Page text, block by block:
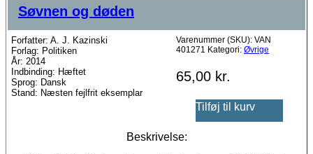
Søvnen og døden
Forfatter: A. J. Kazinski
Forlag: Politiken
År: 2014
Indbinding: Hæftet
Sprog: Dansk
Stand: Næsten fejlfrit eksemplar
Varenummer (SKU): VAN
401271 Kategori: Øvrige
65,00 kr.
Tilføj til kurv
Beskrivelse: